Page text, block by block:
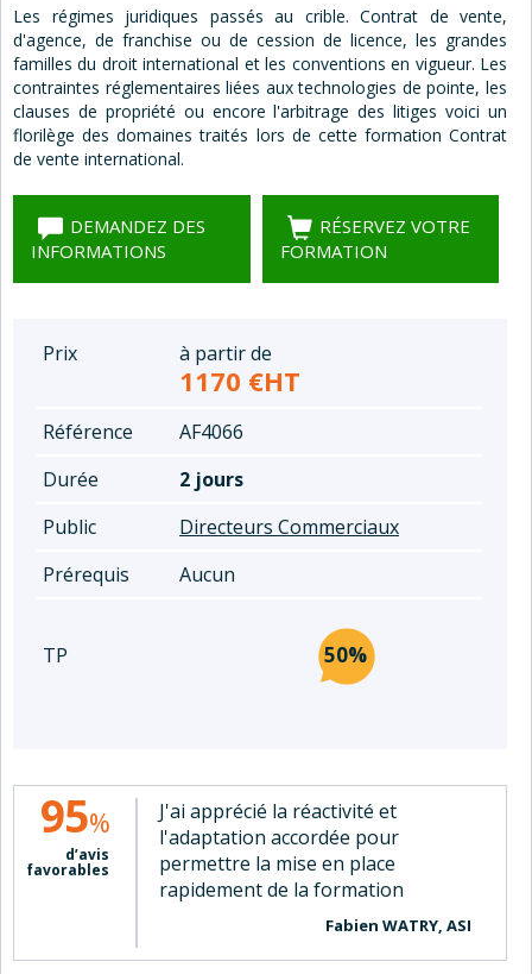
Les régimes juridiques passés au crible. Contrat de vente,
d'agence, de franchise ou de cession de licence, les grandes
familles du droit international et les conventions en vigueur. Les
contraintes réglementaires liées aux technologies de pointe, les
clauses de propriété ou encore l'arbitrage des litiges voici un
florilège des domaines traités lors de cette formation Contrat
de vente international.
DEMANDEZ DES
INFORMATIONS
RÉSERVEZ VOTRE
FORMATION
Prix à partir de
1170 €HT
Référence
AF4066
Durée
2 jours
Public
Directeurs Commerciaux
Prérequis
Aucun
TP 50%
95%
d’avis
favorables
J'ai apprécié la réactivité et
l'adaptation accordée pour
permettre la mise en place
rapidement de la formation
Fabien WATRY, ASI